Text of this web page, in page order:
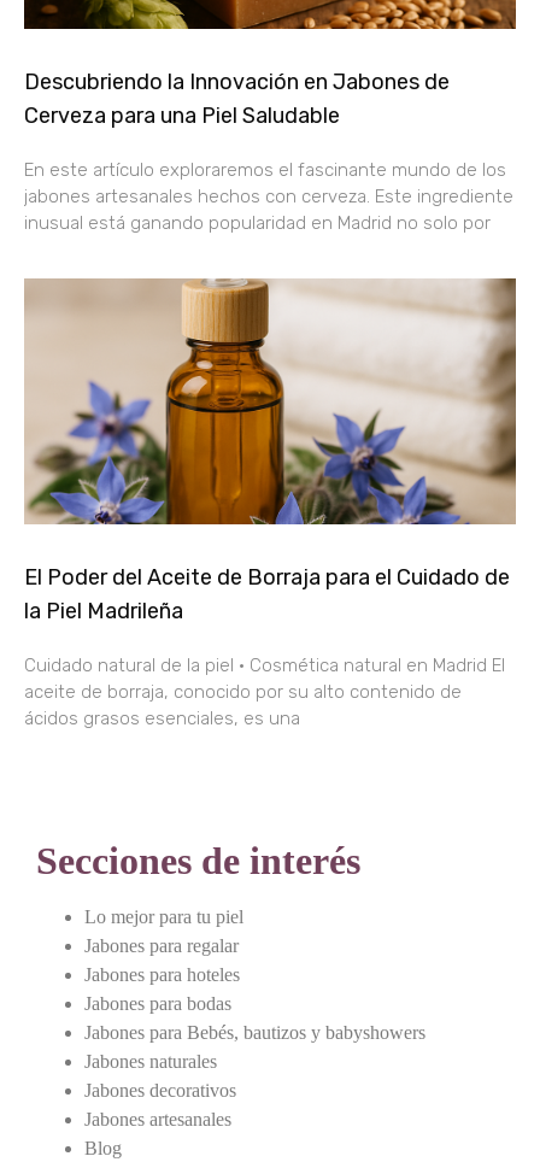
Descubriendo la Innovación en Jabones de
Cerveza para una Piel Saludable
En este artículo exploraremos el fascinante mundo de los
jabones artesanales hechos con cerveza. Este ingrediente
inusual está ganando popularidad en Madrid no solo por
El Poder del Aceite de Borraja para el Cuidado de
la Piel Madrileña
Cuidado natural de la piel · Cosmética natural en Madrid El
aceite de borraja, conocido por su alto contenido de
ácidos grasos esenciales, es una
Secciones de interés
Lo mejor para tu piel
Jabones para regalar
Jabones para hoteles
Jabones para bodas
Jabones para Bebés, bautizos y babyshowers
Jabones naturales
Jabones decorativos
Jabones artesanales
Blog